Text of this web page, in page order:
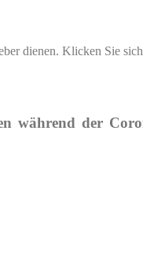
dienen. Klicken Sie
während der